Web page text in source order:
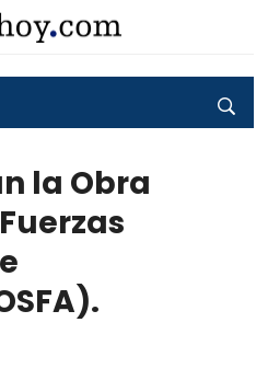
la Obra